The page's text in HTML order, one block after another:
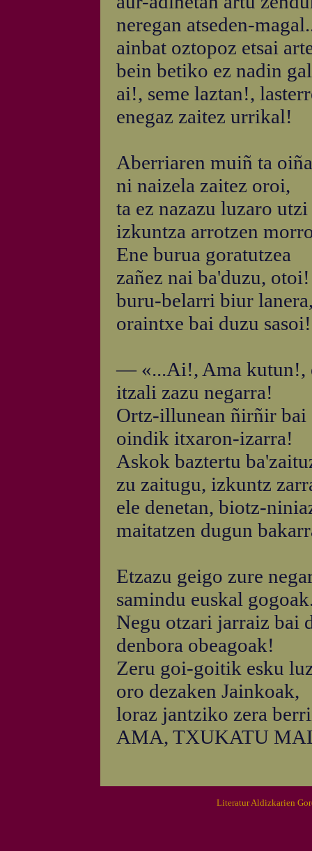
neregan atseden-
ainbat oztopoz etsai
bein betiko ez nadin
ai!, seme laztan!,
enegaz zaitez urrikal!
Aberriaren muiñ ta
ni naizela zaitez oroi,
ta ez nazazu luzaro utzi
izkuntza arrotzen
Ene burua goratutzea
zañez nai ba'duzu,
buru-belarri biur
oraintxe bai duzu
— «...Ai!, Ama kutun!,
itzali zazu negarra!
Ortz-illunean ñirñir bai
oindik itxaron-izarra!
Askok baztertu
zu zaitugu, izkuntz
ele denetan, biotz-
maitatzen dugun
Etzazu geigo zure
samindu euskal
Negu otzari jarraiz bai
denbora obeagoak!
Zeru goi-goitik esku
oro dezaken Jainkoak,
loraz jantziko zera
AMA, TXUKATU
Literatur Aldizkarien